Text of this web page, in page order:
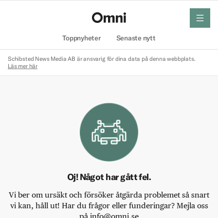
Toppnyheter Senaste nytt
meny
Schibsted News Media AB är ansvarig för dina data på denna webbplats.
Läs mer här
Oj! Något har gått fel.
Vi ber om ursäkt och försöker åtgärda problemet så snart
vi kan, håll ut! Har du frågor eller funderingar? Mejla oss